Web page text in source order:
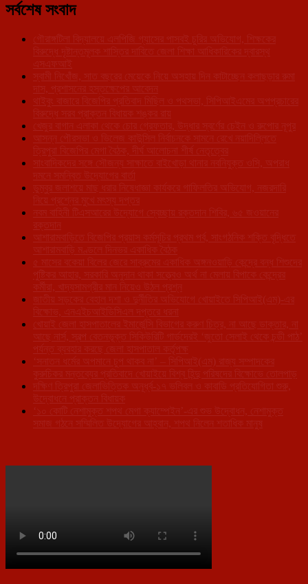
সর্বশেষ সংবাদ
গৌরাঙ্গটিলা বিদ্যালয়ে এলপিজি গ্যাসের পাসবই চুরির অভিযোগ, শিক্ষকের
বিরুদ্ধে দৃষ্টান্তমূলক শাস্তির দাবিতে জেলা শিক্ষা আধিকারিকের দ্বারস্থ
এসএফআই
স্বামী নিখোঁজ, সাত বছরের মেয়েকে নিয়ে অসহায় দিন কাটাচ্ছেন কলাছড়ার রুমা
দাস, প্রশাসনের হস্তক্ষেপের আবেদন
থাইবুং বাজারে বিজেপির প্রতিবাদ মিছিল ও পথসভা, সিপিআইএমের অপপ্রচারের
বিরুদ্ধে সরব প্রাক্তন বিধায়ক শঙ্কর রায়
খেজুর বাগান এলাকা থেকে চোর গ্রেফতার, উদ্ধার স্বর্ণের চেইন ও রুপোর নূপুর
আসন্ন পৌরসভা ও ভিলেজ কাউন্সিল নির্বাচনকে সামনে রেখে নয়াদিল্লিতে
ত্রিপুরা বিজেপির মেগা বৈঠক, দীর্ঘ আলোচনা শীর্ষ নেতৃত্বের
সাংবাদিকদের সঙ্গে সৌজন্য সাক্ষাতে বাইখোড়া থানার নবনিযুক্ত ওসি, অপরাধ
দমনে সমন্বিত উদ্যোগের বার্তা
ডুম্বুর জলাশয়ে মাছ ধরার নিষেধাজ্ঞা কার্যকরে গাফিলতির অভিযোগ, নজরদারি
নিয়ে প্রশ্নের মুখে মৎস্য দপ্তর
নবম বাহিনী টিএসআরের উদ্যোগে স্বেচ্ছায় রক্তদান শিবির, ৬৫ জওয়ানের
রক্তদান
আশারামবাড়িতে বিজেপির প্রয়াস কর্মসূচির প্রথম পর্ব, সাংগঠনিক শক্তি বৃদ্ধিতে
আশারামবাড়ি মণ্ডলে দিনভর একাধিক বৈঠক
৫ মাসের বকেয়া বিলের জেরে সাব্রুমের একাধিক অঙ্গনওয়াড়ি কেন্দ্রে বন্ধ শিশুদের
পুষ্টিকর আহার, সরকারি অনুদান থাকা সত্ত্বেও অর্থ না মেলায় বিপাকে কেন্দ্রের
কর্মীরা, খাদ্যসামগ্রীর মান নিয়েও উঠল প্রশ্ন
জাতীয় সড়কের বেহাল দশা ও দুর্নীতির অভিযোগে খোয়াইতে সিপিআই(এম)-এর
বিক্ষোভ, এনএইচআইডিসিএল দপ্তরে ধরনা
খোয়াই জেলা হাসপাতালের ইমার্জেন্সি বিভাগের করুণ চিত্র, না আছে ডাক্তার, না
আছে নার্স, স্বল্প বেতনভূক্ত সিকিউরিটি গার্ডদেরই ‘জুতো সেলাই থেকে চন্ডী পাঠ’
পর্যন্ত ব্যবহার করছে জেলা হাসপাতাল কর্তৃপক্ষ
‘সনাতন ধর্মের অপমানে চুপ থাকব না’ – সিপিআই(এম) রাজ্য সম্পাদকের
কুরুচিকর মন্তব্যের প্রতিবাদে খোয়াইয়ে বিশ্ব হিন্দু পরিষদের বিক্ষোভে তোলপাড়
দক্ষিণ ত্রিপুরা জেলাভিত্তিক অনূর্ধ্ব-১৭ ভলিবল ও কাবাডি প্রতিযোগিতা শুরু,
উদ্বোধনে প্রাক্তন বিধায়ক
‘১০ কোটি নেশামুক্ত শপথ মেগা ক্যাম্পেইন’-এর শুভ উদ্বোধন, নেশামুক্ত
সমাজ গঠনে সম্মিলিত উদ্যোগের আহ্বান, শপথ নিলেন শতাধিক মানুষ